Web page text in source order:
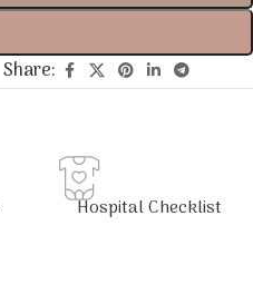
Share:
Hospital Checklist